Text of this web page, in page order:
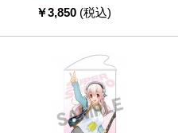
￥3,850 (税込)